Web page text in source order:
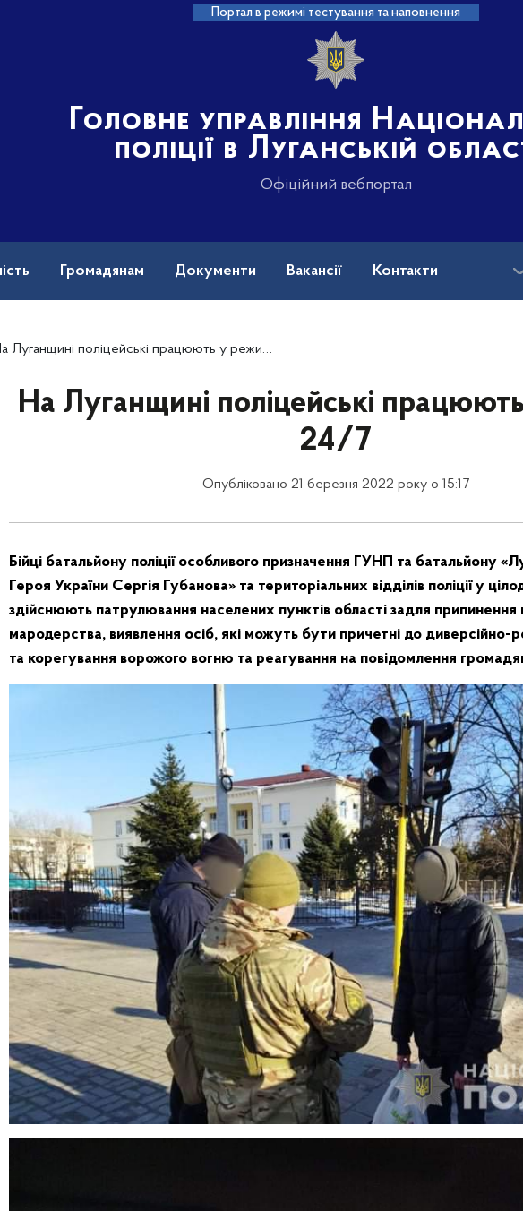
Портал в режимі тестування та наповнення
Головне управління
поліції в Луганській
Офіційний вебпортал
Громадянам Документи Вакансії Контакти
Луганщині поліцейські працюють у режимі 24/7
На Луганщині поліцейські
24/7
Опубліковано 21 березня 2022 року о 15:17
Бійці батальйону поліції особливого призначення ГУНП та батальйону
Героя України Сергія Губанова» та територіальних відділів поліції у
здійснюють патрулювання населених пунктів області задля
мародерства, виявлення осіб, які можуть бути причетні до диверсійно-
та корегування ворожого вогню та реагування на повідомлення